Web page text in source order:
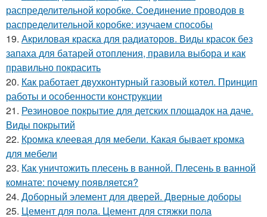
распределительной коробке. Соединение проводов в
распределительной коробке: изучаем способы
19. Акриловая краска для радиаторов. Виды красок без
запаха для батарей отопления, правила выбора и как
правильно покрасить
20. Как работает двухконтурный газовый котел. Принцип
работы и особенности конструкции
21. Резиновое покрытие для детских площадок на даче.
Виды покрытий
22. Кромка клеевая для мебели. Какая бывает кромка
для мебели
23. Как уничтожить плесень в ванной. Плесень в ванной
комнате: почему появляется?
24. Доборный элемент для дверей. Дверные доборы
25. Цемент для пола. Цемент для стяжки пола